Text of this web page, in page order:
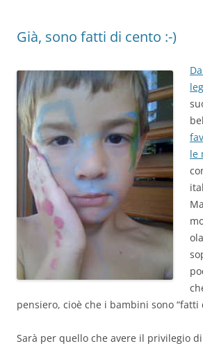
Già, sono fatti di cento :-)
le
pensiero, cioè che i bambini sono “fatti
Sarà per quello che avere il privilegio